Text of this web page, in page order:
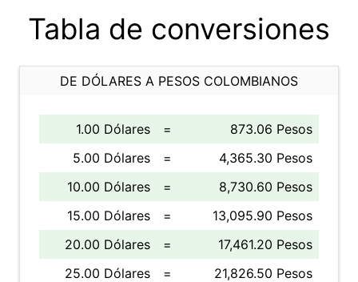
Tabla de conversiones
DE DÓLARES A PESOS COLOMBIANOS
1.00 Dólares =
873.06 Pesos
5.00 Dólares
=
4,365.30 Pesos
10.00 Dólares
=
8,730.60 Pesos
15.00 Dólares
=
13,095.90 Pesos
20.00 Dólares
=
17,461.20 Pesos
25.00 Dólares
=
21,826.50 Pesos